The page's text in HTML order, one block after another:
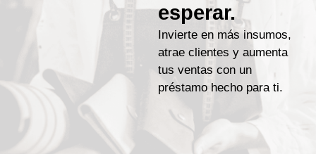
esperar.
Invierte en más insumos,
atrae clientes y aumenta
tus ventas con un
préstamo hecho para ti.